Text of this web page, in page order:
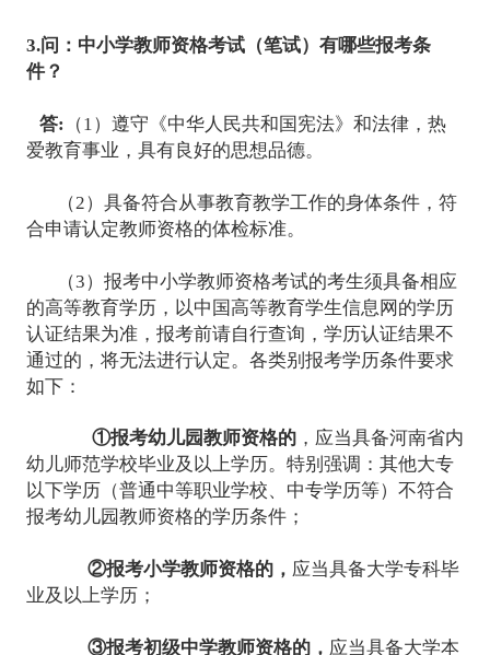
3.问：中小学教师资格考试（笔试）有哪些报考条
件？
答: （1）遵守《中华人民共和国宪法》和法律，热
爱教育事业，具有良好的思想品德。
（2）具备符合从事教育教学工作的身体条件，符
合申请认定教师资格的体检标准。
（3）报考中小学教师资格考试的考生须具备相应
的高等教育学历，以中国高等教育学生信息网的学历
认证结果为准，报考前请自行查询，学历认证结果不
通过的，将无法进行认定。各类别报考学历条件要求
如下：
①报考幼儿园教师资格的，应当具备河南省内
幼儿师范学校毕业及以上学历。特别强调：其他大专
以下学历（普通中等职业学校、中专学历等）不符合
报考幼儿园教师资格的学历条件；
②报考小学教师资格的， 应当具备大学专科毕
业及以上学历；
③报考初级中学教师资格的， 应当具备大学本